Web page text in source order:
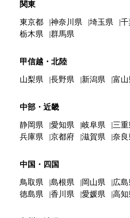
関東
東京都 神奈川県 埼玉県 千
栃木県
群馬県
甲信越・北陸
山梨県 長野県 新潟県 富山
中部・近畿
静岡県 愛知県 岐阜県 三重
兵庫県
京都府 滋賀県 奈良
中国・四国
鳥取県 島根県 岡山県 広島
徳島県
香川県 愛媛県 高知